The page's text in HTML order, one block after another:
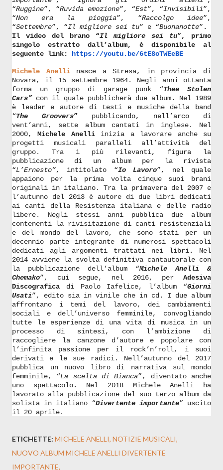
“Ruggine”, “Ruvida emozione”, “Est”, “Invisibili”,
“Non era la pioggia”, “Raccolgo idee”,
“Settembre”, “Il migliore sei tu” e “Buonanotte”.
Il video del brano “Il migliore sei tu”, primo
singolo estratto dall’album,
è disponibile al
seguente link:
https://youtu.be/6tE8oTWEeBE
Michele Anellinasce a Stresa, in provincia di
Novara, il 15 settembre 1964. Negli anni ottanta
forma un gruppo di garage punk “Thee Stolen
Cars”con il quale pubblicherà due album. Nel 1989
è leader e autore di testi e musiche della band
“The Groovers” pubblicando, nell’arco di
vent’anni, sette album cantati in inglese. Nel
2000,Michele Anelliinizia a lavorare anche su
progetti musicali paralleli all’attività del
gruppo. Tra i più rilevanti, figura la
pubblicazione di un album per la rivista
“L’Ernesto”, intitolato “Io Lavoro”, nel quale
appaiono per la prima volta cinque suoi brani
originali in italiano. Tra la primavera del 2007 e
l’autunno del 2013 è autore di due libri dedicati
ai canti della Resistenza italiana e delle radio
libere. Negli stessi anni pubblica due album
contenenti la rivisitazione di canti resistenziali
e del mondo del lavoro, che sono stati per un
decennio parte integrante di numerosi spettacoli
dedicati agli argomenti trattati nei libri. Nel
2014 avviene la svolta definitiva cantautorale con
la pubblicazione dell’album “Michele Anelli &
Chemako”, cui segue, nel 2016, per Adesiva
Discografica di Paolo Iafelice, l’album “Giorni
Usati”, edito sia in vinile che in cd. I due album
affrontano i temi del lavoro, dei cambiamenti
sociali e dell’universo femminile, convogliando
tutte le esperienze di una vita di musica in un
processo di sintesi, con l’ambizione di
raccogliere la canzone d’autore e popolare con
l’infinita passione per il rock’n’roll, i suoi
derivati e le sue radici. Nell’autunno del 2017
pubblica un nuovo libro di narrativa sul mondo
femminile, “La scelta di Bianca”, diventato anche
uno spettacolo. Nel 2018 Michele Anelli ha
lavorato alla pubblicazione del suo terzo album da
solista in italiano “Divertente importante” uscito
il 20 aprile.
ETICHETTE: MICHELE ANELLI NOTIZIE MUSICALI
NUOVO ALBUM MICHELE ANELLI DIVERTENTE
IMPORTANTE